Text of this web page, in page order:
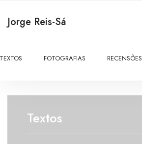
Jorge Reis-Sá
TEXTOS FOTOGRAFIAS RECENSÕES
Textos